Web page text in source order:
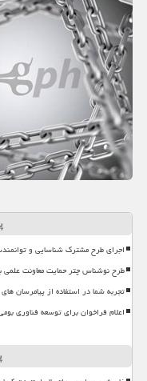
اجرای طرح مشترک شناسایی و
طرح نوشناس چتر حمایت معاونت
تجربه شما در استفاده از پیامرسان
اعلام فراخوان برای توسعه فناوری